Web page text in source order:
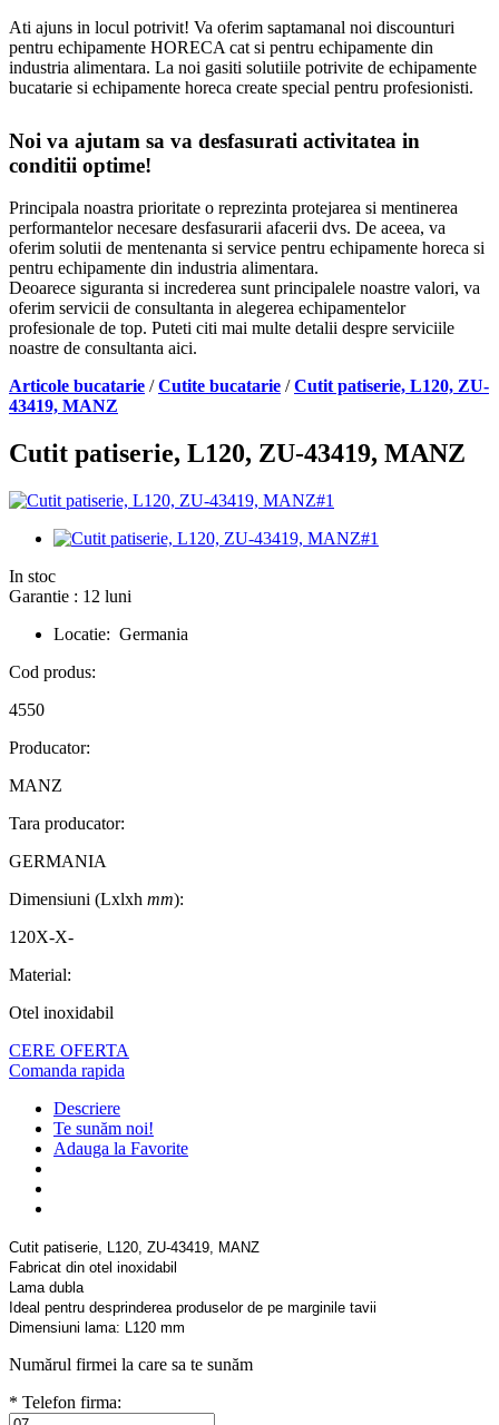
Ati ajuns in locul potrivit! Va oferim saptamanal noi discounturi
pentru echipamente HORECA cat si pentru echipamente din
industria alimentara. La noi gasiti solutiile potrivite de echipamente
bucatarie si echipamente horeca create special pentru profesionisti.
Noi va ajutam sa va desfasurati activitatea in
conditii optime!
Principala noastra prioritate o reprezinta protejarea si mentinerea
performantelor necesare desfasurarii afacerii dvs. De aceea, va
oferim solutii de mentenanta si service pentru echipamente horeca si
pentru echipamente din industria alimentara.
Deoarece siguranta si increderea sunt principalele noastre valori, va
oferim servicii de consultanta in alegerea echipamentelor
profesionale de top. Puteti citi mai multe detalii despre serviciile
noastre de consultanta aici.
Articole bucatarie /Cutite bucatarie /Cutit patiserie, L120, ZU-
43419, MANZ
Cutit patiserie, L120, ZU-43419, MANZ
In stoc
Garantie : 12 luni
Locatie: Germania
Cod produs:
4550
Producator:
MANZ
Tara producator:
GERMANIA
Dimensiuni (Lxlxh mm):
120X-X-
Material:
Otel inoxidabil
CERE OFERTA
Comanda rapida
Descriere
Te sunăm noi!
Adauga la Favorite
Cutit patiserie, L120, ZU-43419, MANZ
Fabricat din otel inoxidabil
Lama dubla
Ideal pentru desprinderea produselor de pe marginile tavii
Dimensiuni lama: L120 mm
Numărul firmei la care sa te sunăm
* Telefon firma: